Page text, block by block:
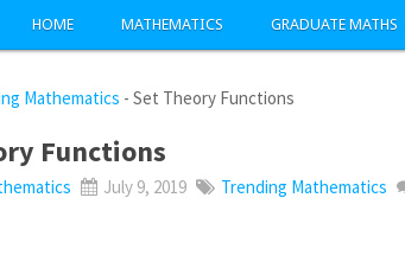
HOME MATHEMATICS GRADUATE MATHS
Mathematics -Set Theory Functions
Functions
July 9, 2019 Trending Mathematics